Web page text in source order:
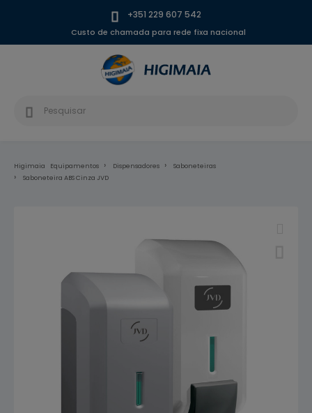
+351 229 607 542
Custo de chamada para rede fixa nacional
Higimaia Equipamentos Dispensadores
Saboneteiras
Saboneteira ABS Cinza JVD